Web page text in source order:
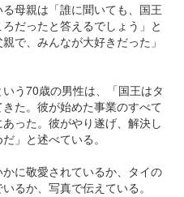
母親は「誰に聞いても、国王
だったと答えるでしょう」と
で、みんなが大好きだった」
う70歳の男性は、「国王はタ
た。彼が始めた事業のすべて
った。彼がやり遂げ、解決し
」と述べている。
に敬愛されているか、タイの
るか、写真で伝えている。